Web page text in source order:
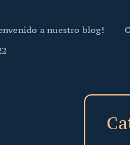
a nuestro blog!